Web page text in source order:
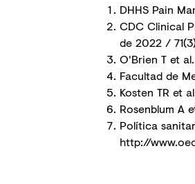
DHHS Pain
CDC Clinical
de 2022 /
O'Brien T et
Facultad de
Kosten TR et
Rosenblum A
Política
http://